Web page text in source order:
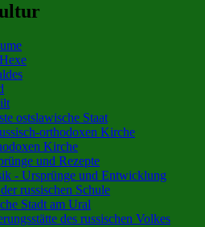
ostslawische Staat
orthodoxen Kirche
Kirche
und Rezepte
- Ursprünge und Entwicklung
russischen Schule
Stadt am Ural
des russischen Volkes